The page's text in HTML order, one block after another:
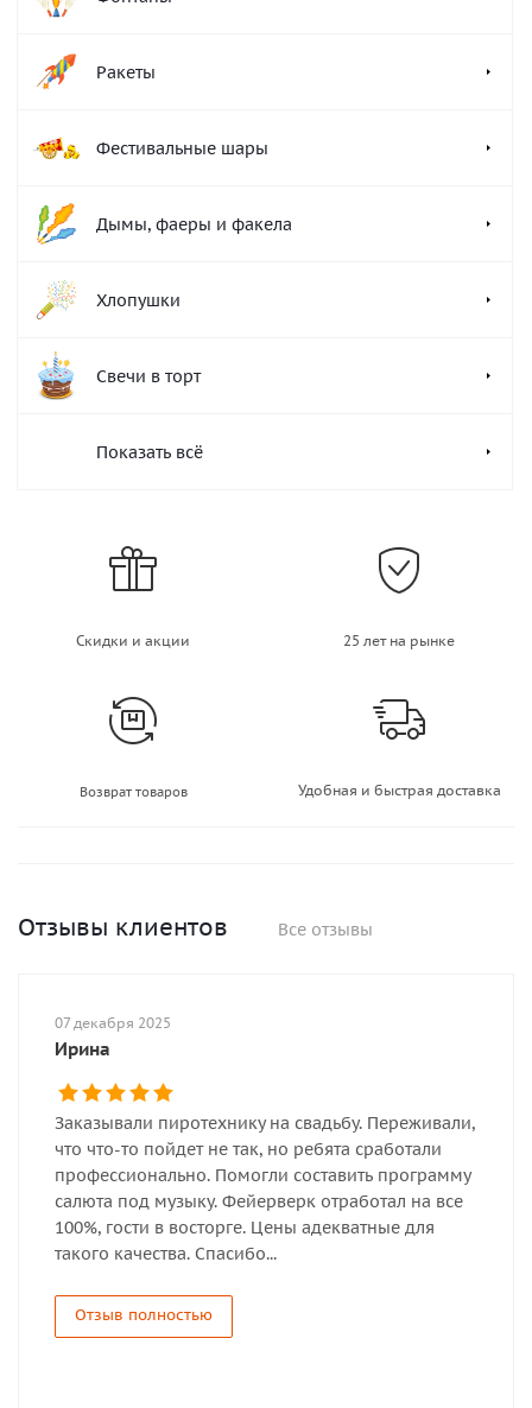
Ракеты
Фестивальные шары
Дымы, фаеры и факела
Хлопушки
Свечи в торт
Показать всё
Скидки и акции 25 лет на рынке
Возврат товаров Удобная и быстрая доставка
Отзывы клиентов Все отзывы
07 декабря 2025
Ирина
Заказывали пиротехнику на свадьбу. Переживали,
что что-то пойдет не так, но ребята сработали
профессионально. Помогли составить программу
салюта под музыку. Фейерверк отработал на все
100%, гости в восторге. Цены адекватные для
такого качества. Спасибо...
Отзыв полностью